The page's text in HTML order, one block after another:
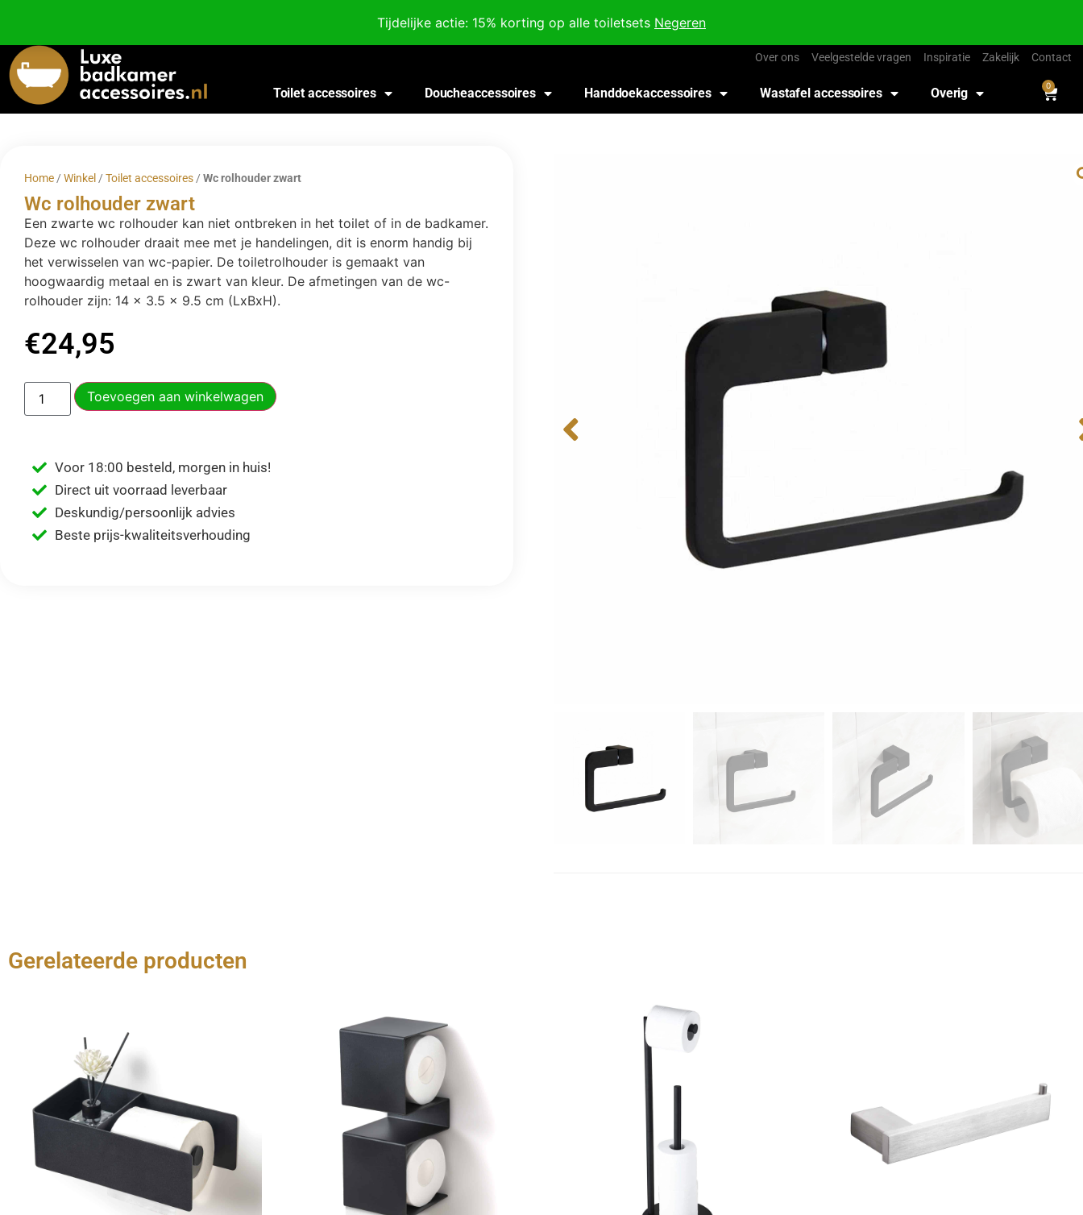
Tijdelijke actie: 15% korting op alle toiletsets Negeren
Voor 18:00 besteld, morgen in huis!
Over ons Veelgestelde vragen Inspiratie Zakelijk Contact
Toilet accessoires Doucheaccessoires Handdoekaccessoires Wastafel accessoires Overig 0
Home/ Winkel / Toilet accessoires/ Wc rolhouder zwart
Wc rolhouder zwart
Een zwarte wc rolhouder kan niet ontbreken in het toilet of in de badkamer.
Deze wc rolhouder draait mee met je handelingen, dit is enorm handig bij
het verwisselen van wc-papier. De toiletrolhouder is gemaakt van
hoogwaardig metaal en is zwart van kleur. De afmetingen van de wc-
rolhouder zijn: 14 x 3.5 x 9.5 cm (LxBxH).
€24,95
Toevoegen aan winkelwagen
Voor 18:00 besteld, morgen in huis!
Direct uit voorraad leverbaar
Deskundig/persoonlijk advies
Beste prijs-kwaliteitsverhouding
Gerelateerde producten